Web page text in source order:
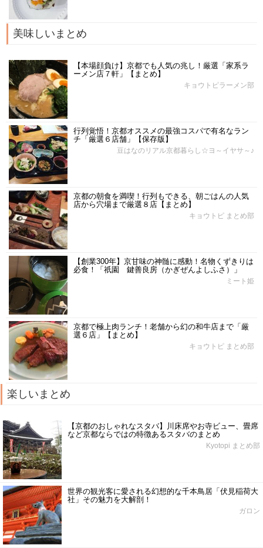
美味しいまとめ
【本場顔負け】京都でも人気の兆し！厳選「家系ラ
ーメン店７軒」【まとめ】
キョウトピラーメン部
行列覚悟！京都オススメの最強コスパで有名なラン
チ「厳選６店舗」【保存版】
豆はなのリアル京都暮らし☆ヨ～イヤサ～♪
京都の朝食を満喫！行列もできる、朝ごはんの人気
店から穴場まで厳選８店【まとめ】
キョウトピ まとめ部
【創業300年】京甘味の神髄に感動！名物くずきりは
必食！「祇園 鍵善良房（かぎぜんよしふさ）」
ミート姫
京都で極上肉ランチ！老舗から幻の和牛店まで「厳
選６店」【まとめ】
キョウトピ まとめ部
楽しいまとめ
【京都のおしゃれなスタバ】川床席やお寺ビュー、畳席
など京都ならではの特徴あるスタバのまとめ
Kyotopi まとめ部
世界の観光客に愛される幻想的な千本鳥居「伏見稲荷大
社」その魅力を大解剖！
ガロン